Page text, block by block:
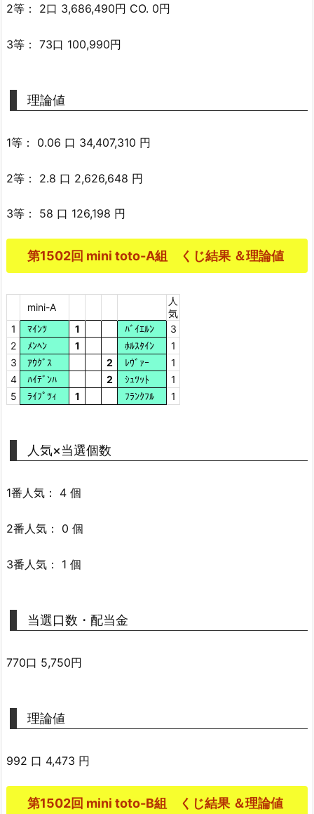
2等： 2口 3,686,490円 CO. 0円
3等： 73口 100,990円
理論値
1等： 0.06 口 34,407,310 円
2等： 2.8 口 2,626,648 円
3等： 58 口 126,198 円
第1502回 mini toto-A組 くじ結果 ＆理論値
mini-A
人
気
1
ﾏｲﾝﾂ 1 ﾊﾞｲｴﾙﾝ
3
2
ﾒﾝﾍﾝ 1 ﾎﾙｽﾀｲﾝ
1
3
ｱｳｸﾞｽ 2 ﾚｳﾞｧｰ
1
4
ﾊｲﾃﾞﾝﾊ 2 ｼｭﾂｯﾄ
1
5
ﾗｲﾌﾟﾂｨ 1 ﾌﾗﾝｸﾌﾙ 1
人気×当選個数
1番人気： 4 個
2番人気： 0 個
3番人気： 1 個
当選口数・配当金
770口 5,750円
理論値
992 口 4,473 円
第1502回 mini toto-B組 くじ結果 ＆理論値